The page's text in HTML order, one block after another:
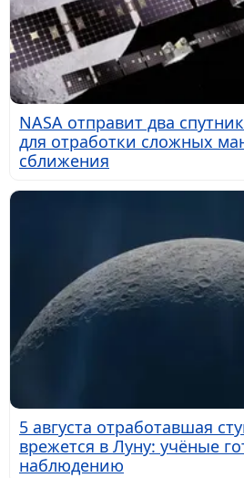
NASA отправит два
для отработки сложных
сближения
5 августа отработавшая
врежется в Луну: учёные
наблюдению